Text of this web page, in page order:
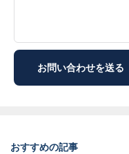
お問い合わせを送る
おすすめの記事